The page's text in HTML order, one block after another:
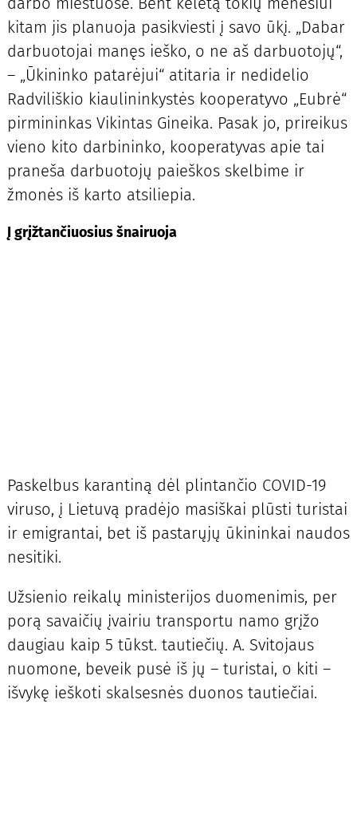
kitam jis planuoja pasikviesti į savo ūkį. „Dabar
darbuotojai manęs ieško, o ne aš darbuotojų“,
– „Ūkininko patarėjui“ atitaria ir nedidelio
Radviliškio kiaulininkystės kooperatyvo „Eubrė“
pirmininkas Vikintas Gineika. Pasak jo, prireikus
vieno kito darbininko, kooperatyvas apie tai
praneša darbuotojų paieškos skelbime ir
žmonės iš karto atsiliepia.
Į grįžtančiuosius šnairuoja
Paskelbus karantiną dėl plintančio COVID-19
viruso, į Lietuvą pradėjo masiškai plūsti turistai
ir emigrantai, bet iš pastarųjų ūkininkai naudos
nesitiki.
Užsienio reikalų ministerijos duomenimis, per
porą savaičių įvairiu transportu namo grįžo
daugiau kaip 5 tūkst. tautiečių. A. Svitojaus
nuomone, beveik pusė iš jų – turistai, o kiti –
išvykę ieškoti skalsesnės duonos tautiečiai.